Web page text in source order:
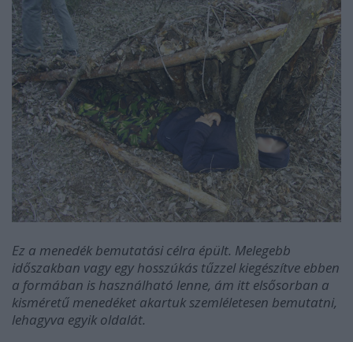
Ez a menedék bemutatási célra épült. Melegebb
időszakban vagy egy hosszúkás tűzzel kiegészítve ebben
a formában is használható lenne, ám itt elsősorban a
kisméretű menedéket akartuk szemléletesen bemutatni,
lehagyva egyik oldalát.